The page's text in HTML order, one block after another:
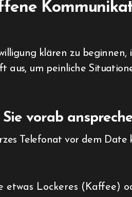
klären zu beginnen,
aus, um peinliche
vorab
Telefonat vor dem Date
etwas Lockeres (Kaffee)